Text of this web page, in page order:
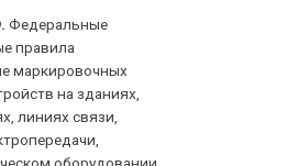
Федеральные
правила
маркировочных
на зданиях,
линиях связи,